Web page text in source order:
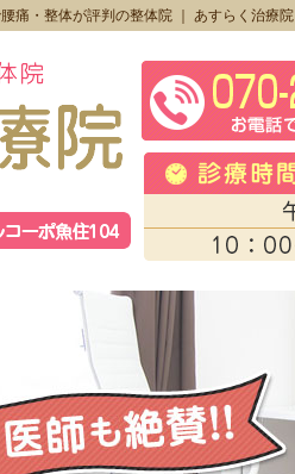
痛・整体が評判の整体院 ｜ あすらく治療院